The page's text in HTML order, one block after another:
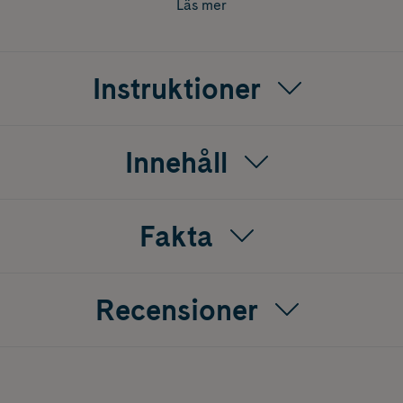
Produkten är särskilt lämplig för aktiva personer och
Läs mer
Instruktioner
Innehåll
Fakta
Recensioner